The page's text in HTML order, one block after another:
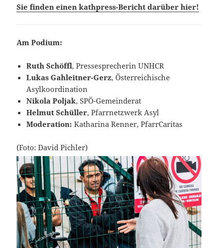
Sie finden einen kathpress-Bericht darüber hier!
Am Podium:
Ruth Schöffl, Pressesprecherin UNHCR
Lukas Gahleitner-Gerz, Österreichische
Asylkoordination
Nikola Poljak, SPÖ-Gemeinderat
Helmut Schüller, Pfarrnetzwerk Asyl
Moderation: Katharina Renner, PfarrCaritas
(Foto: David Pichler)